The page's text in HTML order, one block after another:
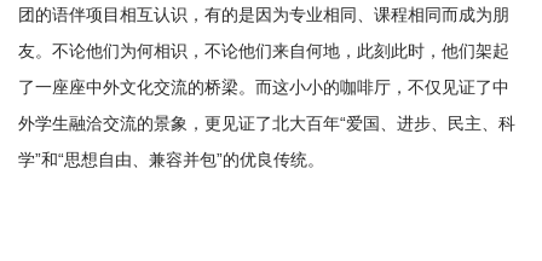
团的语伴项目相互认识，有的是因为专业相同、课程相同而成为朋
友。不论他们为何相识，不论他们来自何地，此刻此时，他们架起
了一座座中外文化交流的桥梁。而这小小的咖啡厅，不仅见证了中
外学生融洽交流的景象，更见证了北大百年“爱国、进步、民主、科
学”和“思想自由、兼容并包”的优良传统。